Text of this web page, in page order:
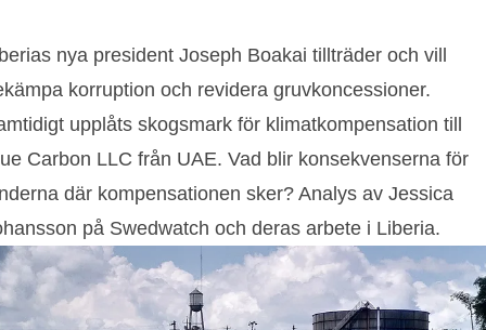
nya president Joseph Boakai tillträder och vill
korruption och revidera gruvkoncessioner.
upplåts skogsmark för klimatkompensation till
Carbon LLC från UAE. Vad blir konsekvenserna för
där kompensationen sker? Analys av Jessica
på Swedwatch och deras arbete i Liberia.